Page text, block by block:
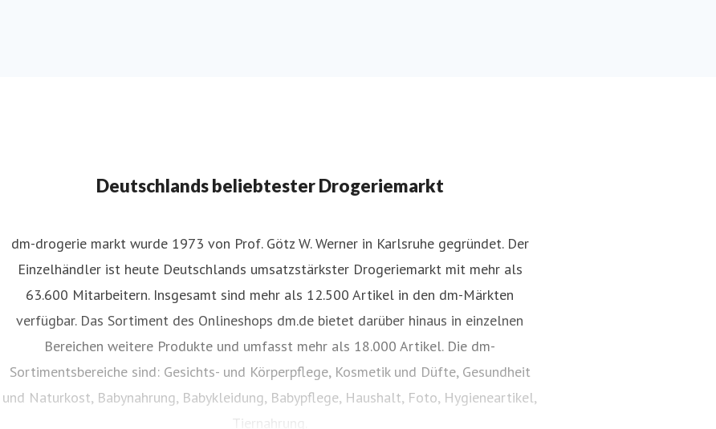
Deutschlands beliebtester Drogeriemarkt
dm-drogerie markt wurde 1973 von Prof. Götz W. Werner in Karlsruhe gegründet. Der
Einzelhändler ist heute Deutschlands umsatzstärkster Drogeriemarkt mit mehr als
63.600 Mitarbeitern. Insgesamt sind mehr als 12.500 Artikel in den dm-Märkten
verfügbar. Das Sortiment des Onlineshops dm.de bietet darüber hinaus in einzelnen
Bereichen weitere Produkte und umfasst mehr als 18.000 Artikel. Die dm-
Sortimentsbereiche sind: Gesichts- und Körperpflege, Kosmetik und Düfte, Gesundheit
und Naturkost, Babynahrung, Babykleidung, Babypflege, Haushalt, Foto, Hygieneartikel,
Tiernahrung.